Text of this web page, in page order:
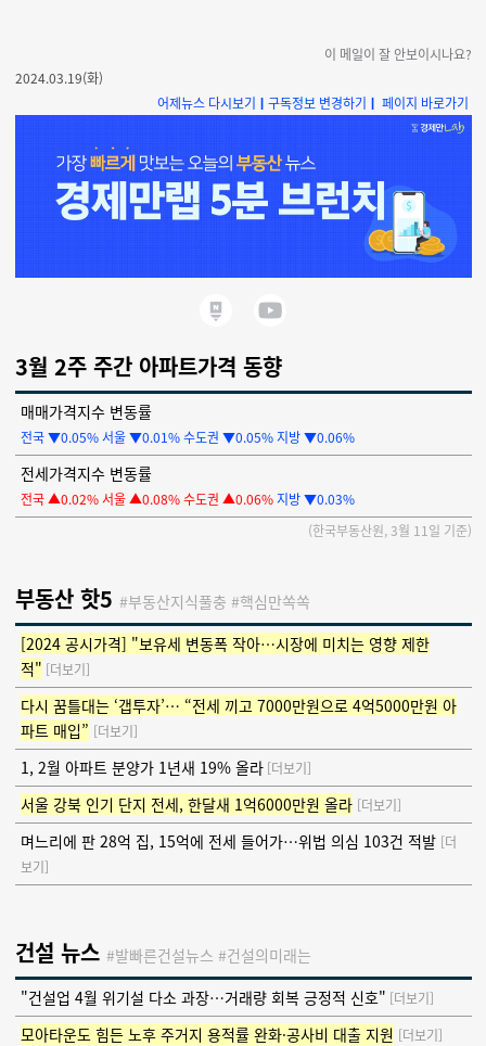
이 메일이 잘 안보이시나요?
2024.03.19(화)
어제뉴스 다시보기 ㅣ 구독정보 변경하기 ㅣ 페이지 바로가기
3월 2주 주간 아파트가격 동향
매매가격지수 변동률
전국 ▼0.05% 서울 ▼0.01%수도권 ▼0.05% 지방 ▼0.06%
전세가격지수 변동률
전국 ▲0.02%서울 ▲0.08%수도권 ▲0.06% 지방 ▼0.03%
(한국부동산원, 3월 11일 기준)
부동산 핫5 #부동산지식풀충 #핵심만쏙쏙
[2024 공시가격] "보유세 변동폭 작아…시장에 미치는 영향 제한
적" [더보기]
다시 꿈틀대는 ‘갭투자’… “전세 끼고 7000만원으로 4억5000만원 아
파트 매입” [더보기]
1, 2월 아파트 분양가 1년새 19% 올라[더보기]
서울 강북 인기 단지 전세, 한달새 1억6000만원 올라 [더보기]
며느리에 판 28억 집, 15억에 전세 들어가…위법 의심 103건 적발 [더
보기]
건설 뉴스 #발빠른건설뉴스 #건설의미래는
"건설업 4월 위기설 다소 과장…거래량 회복 긍정적 신호" [더보기]
모아타운도 힘든 노후 주거지 용적률 완화·공사비 대출 지원 [더보기]